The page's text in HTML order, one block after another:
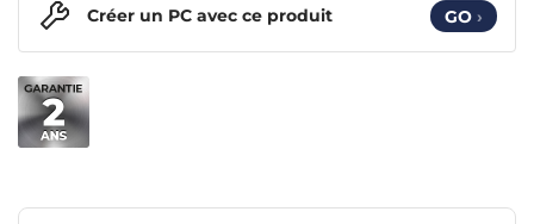
Créer un PC avec ce produit GO ›